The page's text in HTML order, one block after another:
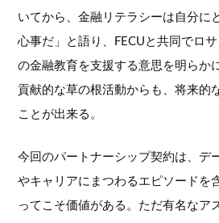
いてから、金融リテラシーは自分に
心事だ」と語り、FECUと共同でロ
の金融教育を支援する意思を明らか
貢献的な草の根活動からも、将来的
ことが出来る。
今回のパートナーシップ契約は、デ
やキャリアにまつわるエピソードを
ってこそ価値がある。ただ有名なア